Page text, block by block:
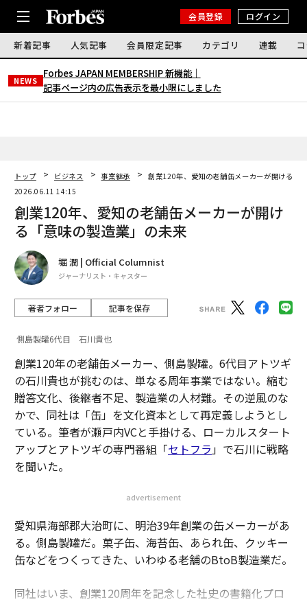
会員登録 ログイン
新着記事 人気記事 会員限定記事 カテゴリ 連載
NEWS
Forbes JAPAN MEMBERSHIP 新機能｜
記事ページ内の広告表示を最小限にしました
トップ ビジネス 事業継承
創業120年、愛知の老舗缶メーカーが開ける「
2026.06.11 14:15
創業120年、愛知の老舗缶メーカーが開け
る「意味の製造業」の未来
堀 潤 | Official Columnist
ジャーナリスト・キャスター
著者フォロー 記事を保存
側島製罐6代目 石川貴也
創業120年の老舗缶メーカー、側島製罐。6代目アトツギ
の石川貴也が挑むのは、単なる周年事業ではない。縮む
贈答文化、後継者不足、製造業の人材難。その逆風のな
かで、同社は「缶」を文化資本として再定義しようとし
ている。筆者が瀬戸内VCと手掛ける、ローカルスタート
アップとアトツギの専門番組「セトフラ」で石川に戦略
を聞いた。
advertisement
愛知県海部郡大治町に、明治39年創業の缶メーカーがあ
る。側島製罐だ。菓子缶、海苔缶、あられ缶、クッキー
缶などをつくってきた、いわゆる老舗のBtoB製造業だ。
同社はいま、創業120周年を記念した社史の書籍化プロ